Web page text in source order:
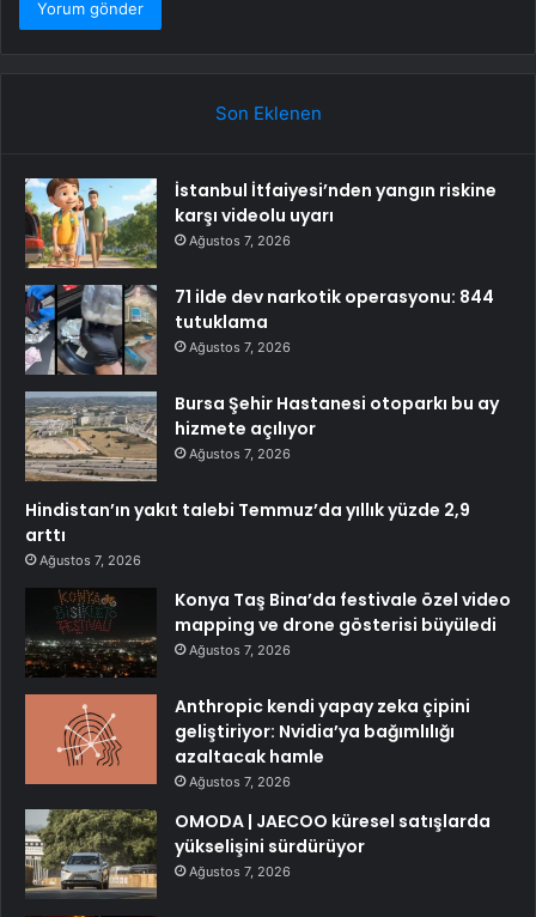
Son Eklenen
İstanbul İtfaiyesi’nden yangın riskine
karşı videolu uyarı
Ağustos 7, 2026
71 ilde dev narkotik operasyonu: 844
tutuklama
Ağustos 7, 2026
Bursa Şehir Hastanesi otoparkı bu ay
hizmete açılıyor
Ağustos 7, 2026
Hindistan’ın yakıt talebi Temmuz’da yıllık yüzde 2,9
arttı
Ağustos 7, 2026
Konya Taş Bina’da festivale özel video
mapping ve drone gösterisi büyüledi
Ağustos 7, 2026
Anthropic kendi yapay zeka çipini
geliştiriyor: Nvidia’ya bağımlılığı
azaltacak hamle
Ağustos 7, 2026
OMODA | JAECOO küresel satışlarda
yükselişini sürdürüyor
Ağustos 7, 2026